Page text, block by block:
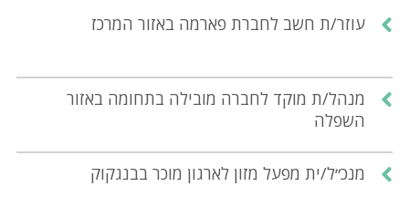
עוזר/ת חשב לחברת פארמה באזור המרכז
מנהל/ת מוקד לחברה מובילה בתחומה באזור
השפלה
מנכ״ל/ית מפעל מזון לארגון מוכר בבנגקוק